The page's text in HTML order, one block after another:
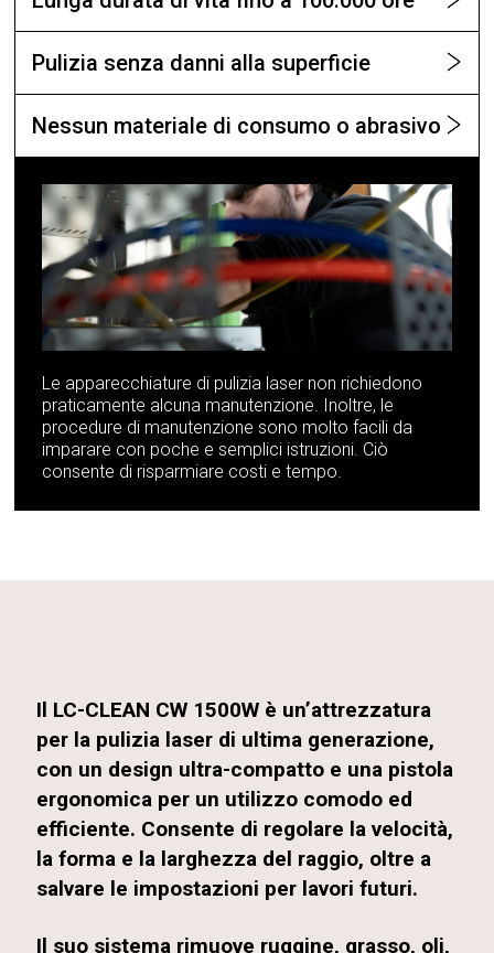
Pulizia senza danni alla superficie
Nessun materiale di consumo o abrasivo
Le apparecchiature di pulizia laser non richiedono
praticamente alcuna manutenzione. Inoltre, le
procedure di manutenzione sono molto facili da
imparare con poche e semplici istruzioni. Ciò
consente di risparmiare costi e tempo.
Il LC-CLEAN CW 1500W è un’attrezzatura
per la pulizia laser di ultima generazione,
con un design ultra-compatto e una pistola
ergonomica per un utilizzo comodo ed
efficiente. Consente di regolare la velocità,
la forma e la larghezza del raggio, oltre a
salvare le impostazioni per lavori futuri.
Il suo sistema rimuove ruggine, grasso, oli,